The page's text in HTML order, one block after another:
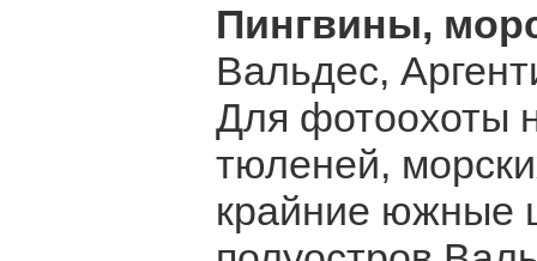
Пингвины,
Вальдес,
Для фотоохоты
тюленей,
крайние южные